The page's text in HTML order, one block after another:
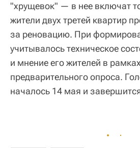
"хрущевок" — в нее включат
жители двух третей квартир
за реновацию. При
учитывалось техническое
и мнение его жителей в рамках
предварительного опроса.
началось 14 мая и